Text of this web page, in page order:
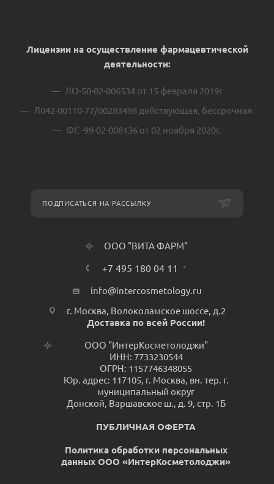
Лицензии на осуществление фармацевтической
деятельности:
ЛО-50-02-006534 от 15 февраля 2019г
Л042-00110-77/00283498 действующая, бессрочная.
ФС -99-02-008136 от 02 ноября 2020г.
ПОДПИСАТЬСЯ НА РАССЫЛКУ
ООО "ВИТА ФАРМ"
+7 495 180 04 11
info@intercosmetology.ru
г. Москва, Волоколамское шоссе, д.2
Доставка по всей России!
ООО "ИнтерКосметолоджи"
ИНН: 7733230544
ОГРН: 1157746348055
Юр. адрес: 117105, г. Москва, вн. тер. г.
муниципальный округ
Донской, Варшавское ш., д. 9, стр. 1Б
ПУБЛИЧНАЯ ОФЕРТА
Политика обработки персональных
данных ООО «ИнтерКосметолоджи»